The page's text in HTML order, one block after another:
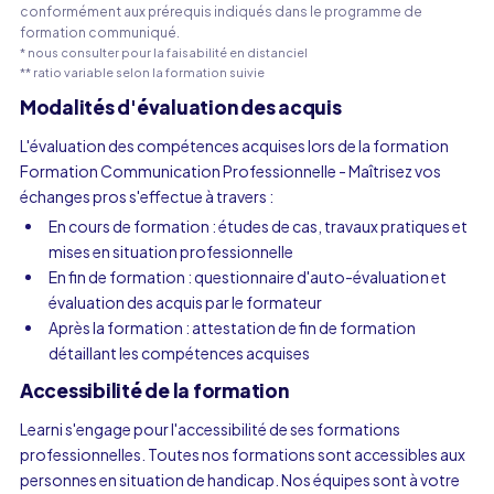
conformément aux prérequis indiqués dans le programme de
formation communiqué.
* nous consulter pour la faisabilité en distanciel
** ratio variable selon la formation suivie
Modalités d'évaluation des acquis
L'évaluation des compétences acquises lors de la formation
Formation Communication Professionnelle - Maîtrisez vos
échanges pros s'effectue à travers :
En cours de formation : études de cas, travaux pratiques et
mises en situation professionnelle
En fin de formation : questionnaire d'auto-évaluation et
évaluation des acquis par le formateur
Après la formation : attestation de fin de formation
détaillant les compétences acquises
Accessibilité de la formation
Learni s'engage pour l'accessibilité de ses formations
professionnelles. Toutes nos formations sont accessibles aux
personnes en situation de handicap. Nos équipes sont à votre